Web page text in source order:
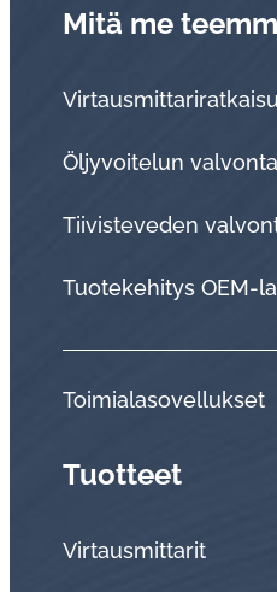
Mitä me
Öljyvoitelun
Tii­vis­te­ve­den
Tuo­te­ke­hi­tys OEM-
Toi­mia­la­so­vel­luk­set
Tuotteet
Virtausmittarit